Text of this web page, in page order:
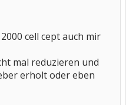
cell cept auch mir
mal reduzieren und
erholt oder eben